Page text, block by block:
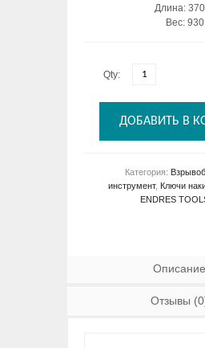
Длина:
Вес: 930
Qty:
ДОБАВИТЬ В
Категория:
инструмент, Ключи
ENDRES
Описание
Отзывы